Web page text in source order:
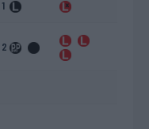
1
2